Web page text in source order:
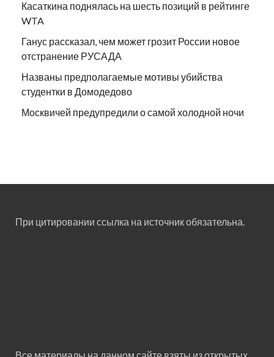
Касаткина поднялась на шесть позиций в рейтинге
WTA
Ганус рассказал, чем может грозит России новое
отстранение РУСАДА
Названы предполагаемые мотивы убийства
студентки в Домодедово
Москвичей предупредили о самой холодной ночи
При цитировании ссылка на источник обязательна.